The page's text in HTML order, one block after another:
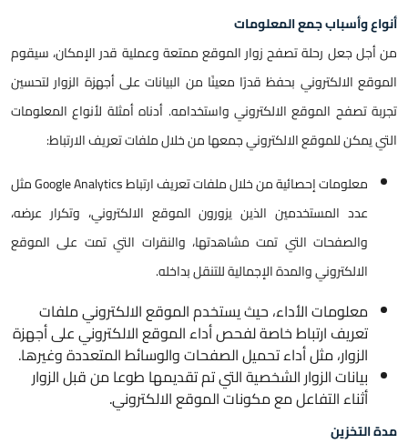
أنواع وأسباب جمع المعلومات
من أجل جعل رحلة تصفح زوار الموقع ممتعة وعملية قدر الإمكان، سيقوم
الموقع الالكتروني بحفظ قدرًا معينًا من البيانات على أجهزة الزوار لتحسين
تجربة تصفح الموقع الالكتروني واستخدامه. أدناه أمثلة لأنواع المعلومات
التي يمكن للموقع الالكتروني جمعها من خلال ملفات تعريف الارتباط:
معلومات إحصائية من خلال ملفات تعريف ارتباط Google Analytics مثل
عدد المستخدمين الذين يزورون الموقع الالكتروني، وتكرار عرضه،
والصفحات التي تمت مشاهدتها، والنقرات التي تمت على الموقع
الالكتروني والمدة الإجمالية للتنقل بداخله.
معلومات الأداء، حيث يستخدم الموقع الالكتروني ملفات
تعريف ارتباط خاصة لفحص أداء الموقع الالكتروني على أجهزة
الزوار، مثل أداء تحميل الصفحات والوسائط المتعددة وغيرها.
بيانات الزوار الشخصية التي تم تقديمها طوعا من قبل الزوار
أثناء التفاعل مع مكونات الموقع الالكتروني.
مدة التخزين